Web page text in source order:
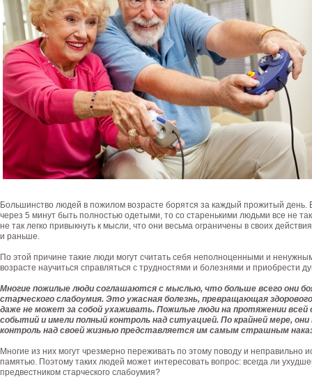
Большинство людей в пожилом возрасте борятся за каждый прожитый
через 5 минут быть полностью одетыми, то со старенькими людьми все не
не так легко привыкнуть к мысли, что они весьма ограничены в своих
и раньше.
По этой причине такие люди могут считать себя неполноценными и
возрасте научиться справляться с трудностями и болезнями и приобрести
Многие пожилые люди соглашаются с мыслью, что больше всего они
старческого слабоумия. Это ужасная болезнь, превращающая
даже не может за собой ухаживать. Пожилые люди на протяжении всей
событий и имели полный контроль над ситуацией. По крайней мере,
контроль над своей жизнью представляется им самым страшным
Многие из них могут чрезмерно переживать по этому поводу и неправильно
памятью. Поэтому таких людей может интересовать вопрос: всегда ли
предвестником старческого слабоумия?